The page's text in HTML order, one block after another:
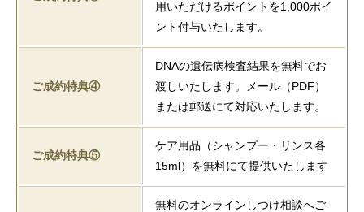
用いただけるポイントを1,000ポイ
ント付与いたします。
ご成約特典④
DNAの遺伝病検査結果を無料でお
渡しいたします。メール（PDF）
または郵送にて対応いたします。
ご成約特典⑤
ケア用品（シャンプー・リンス各
15ml）を無料にて提供いたします
無料のオンラインしつけ相談へご